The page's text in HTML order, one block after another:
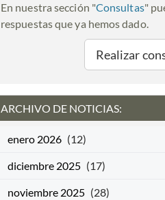
En nuestra sección "Consultas"
respuestas que ya hemos dado.
Realizar
ARCHIVO DE NOTICIAS:
enero 2026 (12)
diciembre 2025 (17)
noviembre 2025 (28)